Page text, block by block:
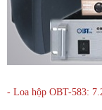
- Loa hộp OBT-583: